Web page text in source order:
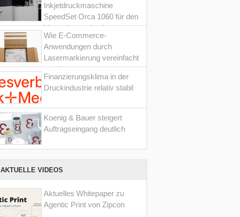
Inkjetdruckmaschine
SpeedSet Orca 1060 für den
Verpackungsdruck vor
Wie E-Commerce-
Anwendungen durch
Lasermarkierung vereinfacht
werden
Finanzierungsklima in der
Druckindustrie relativ stabil
Koenig & Bauer steigert
Auftragseingang deutlich
AKTUELLE VIDEOS
Aktuelles Whitepaper zu
Agentic Print von Zipcon